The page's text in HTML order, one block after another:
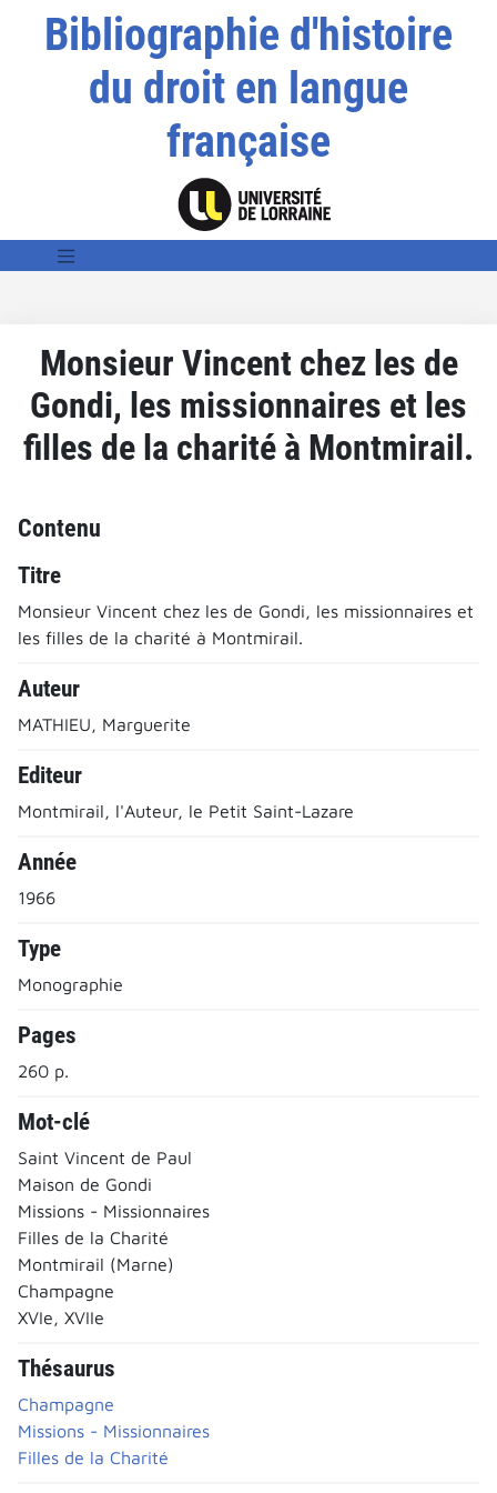
Bibliographie d'histoire
du droit en langue
française
Monsieur Vincent chez les de
Gondi, les missionnaires et les
filles de la charité à Montmirail.
Contenu
Titre
Monsieur Vincent chez les de Gondi, les missionnaires et
les filles de la charité à Montmirail.
Auteur
MATHIEU, Marguerite
Editeur
Montmirail, l'Auteur, le Petit Saint-Lazare
Année
1966
Type
Monographie
Pages
260 p.
Mot-clé
Saint Vincent de Paul
Maison de Gondi
Missions - Missionnaires
Filles de la Charité
Montmirail (Marne)
Champagne
XVIe, XVIIe
Thésaurus
Champagne
Missions - Missionnaires
Filles de la Charité